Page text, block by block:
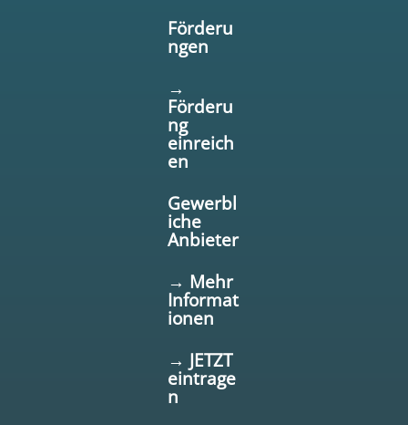
Förderu
ngen
→
Förderu
ng
einreich
en
Gewerbl
iche
Anbieter
→ Mehr
Informat
ionen
→ JETZT
eintrage
n